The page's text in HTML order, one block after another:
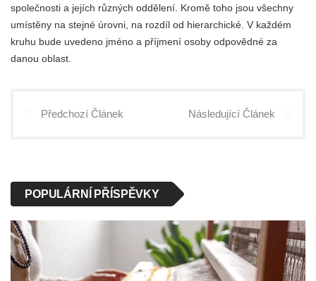
společnosti a jejích různých oddělení. Kromě toho jsou všechny
umístěny na stejné úrovni, na rozdíl od hierarchické. V každém
kruhu bude uvedeno jméno a příjmení osoby odpovědné za
danou oblast.
Předchozí Článek Následující Článek
POPULÁRNÍ PŘÍSPĚVKY